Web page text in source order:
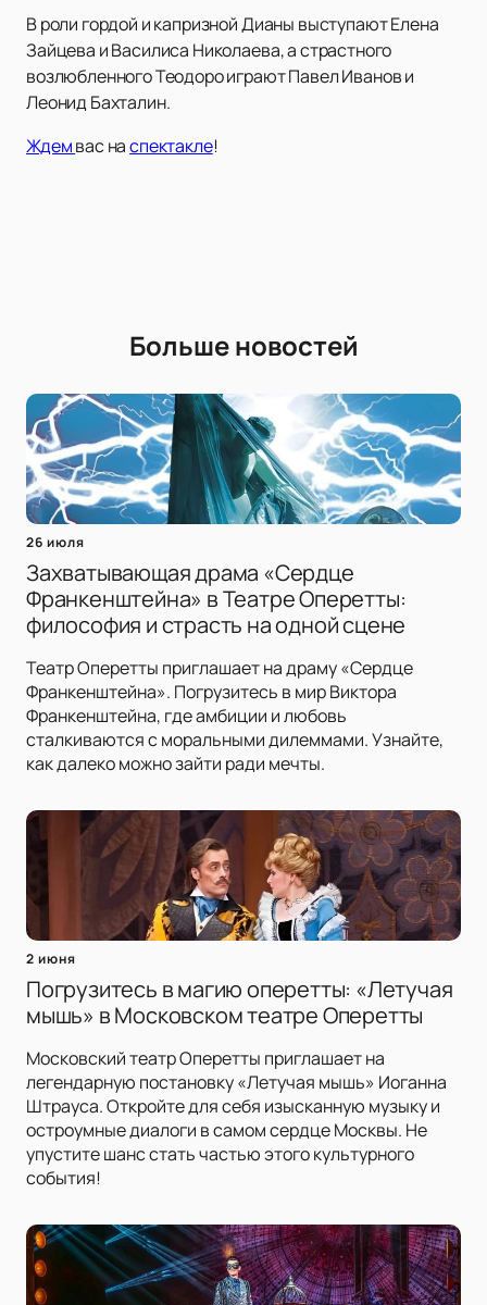
В роли гордой и капризной Дианы выступают Елена
Зайцева и Василиса Николаева, а страстного
возлюбленного Теодоро играют Павел Иванов и
Леонид Бахталин.
Ждемвас наспектакле!
Больше новостей
26 июля
Захватывающая драма «Сердце
Франкенштейна» в Театре Оперетты:
философия и страсть на одной сцене
Театр Оперетты приглашает на драму «Сердце
Франкенштейна». Погрузитесь в мир Виктора
Франкенштейна, где амбиции и любовь
сталкиваются с моральными дилеммами. Узнайте,
как далеко можно зайти ради мечты.
2 июня
Погрузитесь в магию оперетты: «Летучая
мышь» в Московском театре Оперетты
Московский театр Оперетты приглашает на
легендарную постановку «Летучая мышь» Иоганна
Штрауса. Откройте для себя изысканную музыку и
остроумные диалоги в самом сердце Москвы. Не
упустите шанс стать частью этого культурного
события!